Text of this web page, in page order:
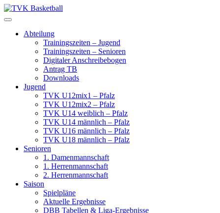
Skip
to
Abteilung
Trainingszeiten – Jugend
Trainingszeiten – Senioren
Digitaler Anschreibebogen
Antrag TB
Downloads
Jugend
TVK U12mix1 – Pfalz
TVK U12mix2 – Pfalz
TVK U14 weiblich – Pfalz
TVK U14 männlich – Pfalz
TVK U16 männlich – Pfalz
TVK U18 männlich – Pfalz
Senioren
1. Damenmannschaft
1. Herrenmannschaft
2. Herrenmannschaft
Saison
Spielpläne
Aktuelle Ergebnisse
DBB Tabellen & Liga-Ergebnisse